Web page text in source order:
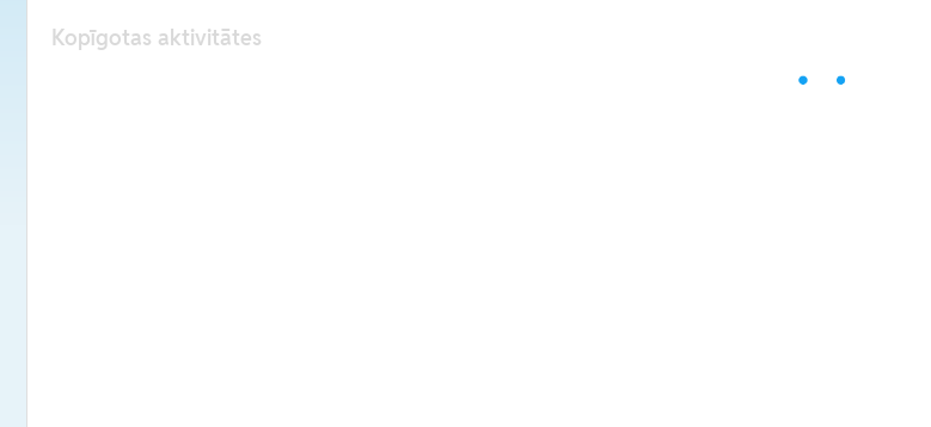
Kopīgotas aktivitātes